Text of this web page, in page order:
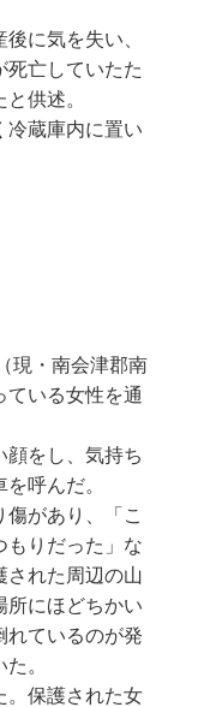
に気を失い、
死亡していたた
供述。
冷蔵庫内に置い
現・南会津郡南
ている女性を通
顔をし、気持ち
呼んだ。
があり、「こ
もりだった」な
された周辺の山
所にほどちかい
れているのが発
。
。保護された女